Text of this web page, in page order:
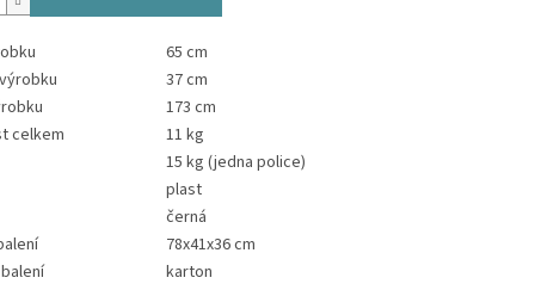
65 cm
37 cm
173 cm
celkem
11 kg
15 kg (jedna police)
plast
černá
78x41x36 cm
karton